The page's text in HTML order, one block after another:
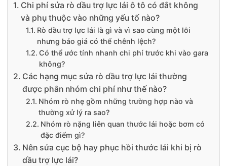
Chi phí sửa rò dầu trợ lực lái ô tô có đắt không
và phụ thuộc vào những yếu tố nào?
Rò dầu trợ lực lái là gì và vì sao cùng một lỗi
nhưng báo giá có thể chênh lệch?
Có thể ước tính nhanh chi phí trước khi vào gara
không?
Các hạng mục sửa rò dầu trợ lực lái thường
được phân nhóm chi phí như thế nào?
Nhóm rò nhẹ gồm những trường hợp nào và
thường xử lý ra sao?
Nhóm rò nặng liên quan thước lái hoặc bơm có
đặc điểm gì?
Nên sửa cục bộ hay phục hồi thước lái khi bị rò
dầu trợ lực lái?